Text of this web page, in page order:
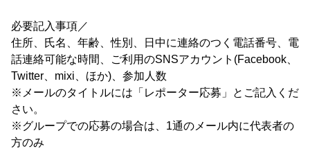
必要記入事項／
住所、氏名、年齢、性別、日中に連絡のつく電話番号、電
話連絡可能な時間、ご利用のSNSアカウント(Facebook、
Twitter、mixi、ほか)、参加人数
※メールのタイトルには「レポーター応募」とご記入くだ
さい。
※グループでの応募の場合は、1通のメール内に代表者の
方のみ